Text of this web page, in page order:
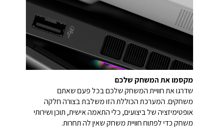
מקסמו את המשחק שלכם
שדרגו את חוויית המשחק שלכם בכל פעם שאתם
משחקים. המערכת הכוללת הזו משלבת בצורה חלקה
אופטימיזציה של ביצועים, כלי התאמה אישית, תוכן ושירותי
משחק כדי לפתוח חוויית משחק שאין לה תחרות.